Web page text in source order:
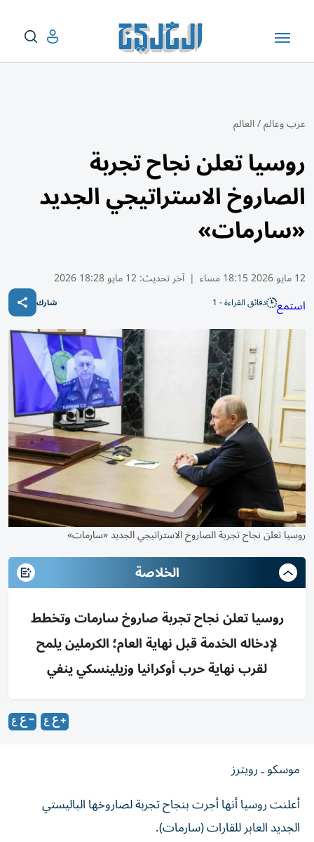
عرب وعالم/العالم
روسيا تعلن نجاح تجربة
الصاروخ الاستراتيجي الجديد
«سارمات»
12 مايو 2026 18:15 مساء | آخر تحديث:12 مايو 18:28 2026
استمع دقائق القراءة - 1 شارك
روسيا تعلن نجاح تجربة الصاروخ الاستراتيجي الجديد «سارمات»
الخلاصة
روسيا تعلن نجاح تجربة صاروخ سارمات وتخطط
لإدخاله الخدمة قبل نهاية العام؛ الكرملين يلمح
لقرب نهاية حرب أوكرانيا وزيلينسكي ينفي
موسكو ـ رويترز
أعلنت روسيا أنها أجرت بنجاح تجربة ​لصاروخها الباليستي
‌الجديد العابر للقارات (سارمات).